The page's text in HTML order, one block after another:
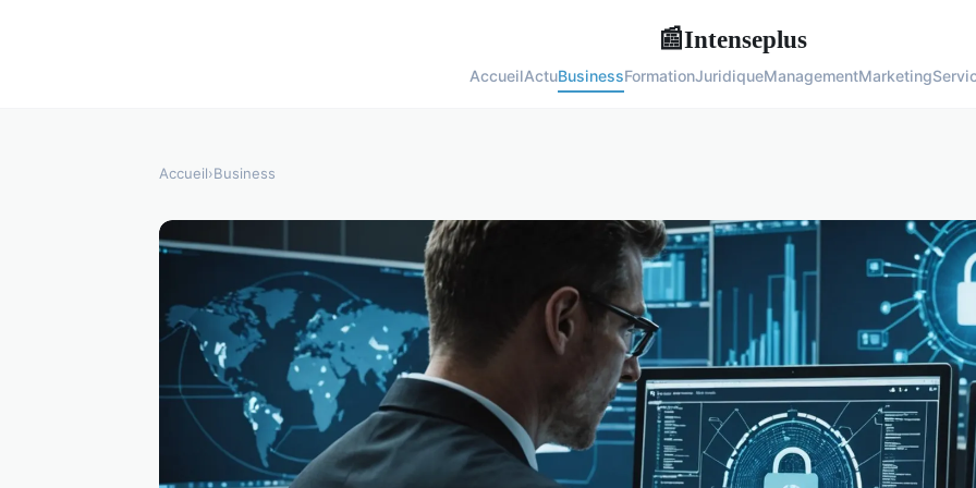
📰Intenseplus
AccueilActuBusinessFormationJuridiqueManagementMarketing
Accueil›Business